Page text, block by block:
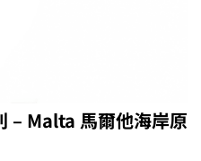
– Malta 馬爾他海岸原